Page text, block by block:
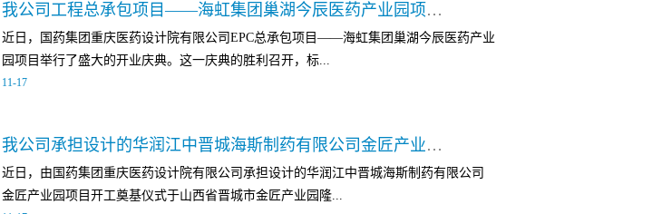
极协调...
头。小朋友们抡起小锄头，大颗的红薯便落入篮中。在这个过程中，孩子们可以了解到
蔬菜的生长过程，学习到农业知识，同时也能感受到劳动的喜悦。❤掰玉米竞赛❤掰玉米
竞赛环节更是高潮迭起。家长和孩子们组成多支亲子战队，紧张而激动地投入到比赛
中。参赛选手们双手并用，竞相掰下金黄的玉米粒。现场气氛热烈，观众们为参赛者加
师进行现场指导，教授孩子们如何制作健康又美味的糕点。孩子们在家长的帮助下，...
宇，党委委员、工会主席潘晓勤赴重庆市奉节县兴隆镇回龙村开展专题调研。 胡宇一行
来到兴隆镇回龙村，与兴隆镇人大主席陈洲以及驻村干部、村两委干部进行了亲切交
流，详细了解乡村振兴工作开展情况及存在困难，共同探讨发展村集体经济的思路和方
法，还实地调研了该村集体经济发展情况。一同参与了公司四党支部与回龙村党支部开
的驻村第一书记曾辉同志的工作成效，对我公司在帮助兴隆镇发展方面所做出的努力表
示了感谢，并详细介绍了兴隆镇未来发展前景。 最后，胡宇一行来到了市住房城乡建委
乡村振兴帮扶集团对口帮扶的鹤峰乡，在市住房城乡建委二级巡视员、市住房城乡建委
我公司工程总承包项目——海虹集团巢湖今辰医药产业园项目举行开业庆典
近日，国药集团重庆医药设计院有限公司EPC总承包项目——海虹集团巢湖今辰医药产业
园项目举行了盛大的开业庆典。这一庆典的胜利召开，标...
历程中的一项新的标杆。 海虹集团巢湖今辰医药产业园项目位于安徽巢湖居巢经济开发
区亚父园区，总建筑面积约5万平方米，包括前处理提取车间、综合制剂车间、青霉素类
车间、综合库房、综合楼、危险品库及溶媒罐区、污水处理站、室外工程建设等。自
11-17
我公司承担设计的华润江中晋城海斯制药有限公司金匠产业园项目主体工程开工建设
近日，由国药集团重庆医药设计院有限公司承担设计的华润江中晋城海斯制药有限公司
金匠产业园项目开工奠基仪式于山西省晋城市金匠产业园隆...